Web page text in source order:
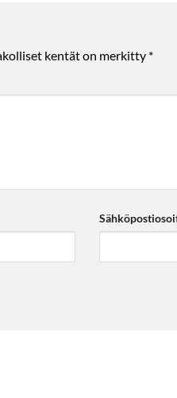
kentät on merkitty *